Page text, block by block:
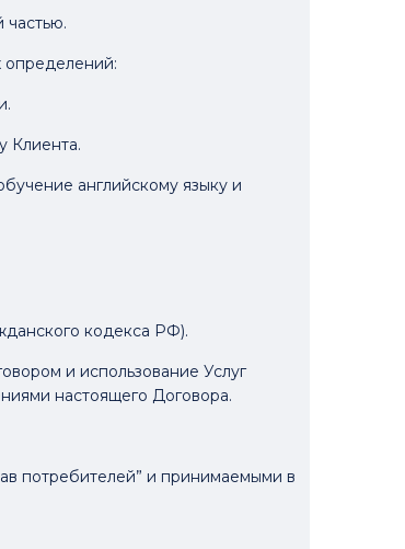
определений:
Клиента.
английскому языку и
кодекса РФ).
и использование Услуг
настоящего Договора.
потребителей” и принимаемыми в